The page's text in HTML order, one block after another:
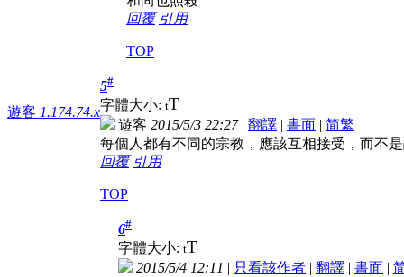
回覆 引用
TOP
遊客 1.174.74.x
5#
字體大小: tT
遊客 2015/5/3 22:27| 翻譯 | 書面 | 简繁
每個人都有不同的宗教，應該互相接受，而不
回覆 引用
TOP
6#
字體大小: tT
2015/5/4 12:11 | 只看該作者 | 翻譯 | 書面 |